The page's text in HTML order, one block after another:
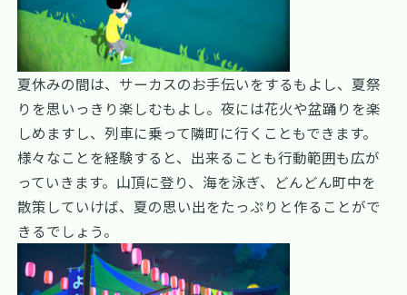
夏休みの間は、サーカスのお手伝いをするもよし、夏祭
りを思いっきり楽しむもよし。夜には花火や盆踊りを楽
しめますし、列車に乗って隣町に行くこともできます。
様々なことを経験すると、出来ることも行動範囲も広が
っていきます。山頂に登り、海を泳ぎ、どんどん町中を
散策していけば、夏の思い出をたっぷりと作ることがで
きるでしょう。